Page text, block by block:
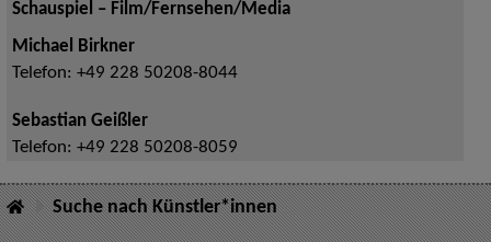
Schauspiel – Film/Fernsehen/Media
Michael Birkner
Telefon: +49 228 50208-8044
Sebastian Geißler
Telefon: +49 228 50208-8059
Suche nach Künstler*innen